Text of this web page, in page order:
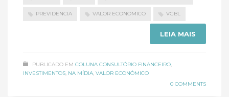
PREVIDENCIA VALOR ECONOMICO VGBL
LEIA MAIS
PUBLICADO EM COLUNA CONSULTÓRIO FINANCEIRO,
INVESTIMENTOS, NA MÍDIA, VALOR ECONÔMICO
0 COMMENTS